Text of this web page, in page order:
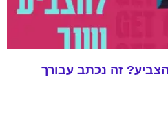
זה נכתב עבורך